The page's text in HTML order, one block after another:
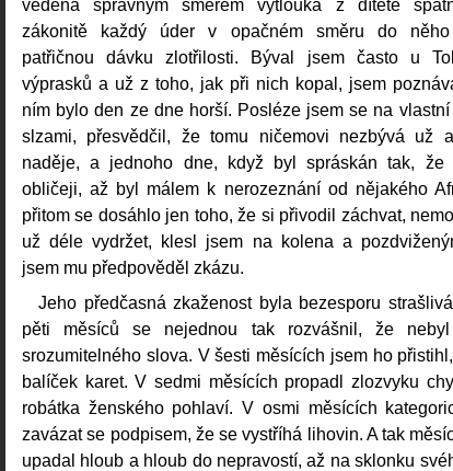
vedená správným směrem vytlouká z dítěte
zákonitě každý úder v opačném směru do něho
patřičnou dávku zlotřilosti. Býval jsem často u
výprasků a už z toho, jak při nich kopal, jsem
ním bylo den ze dne horší. Posléze jsem se na
slzami, přesvědčil, že tomu ničemovi nezbývá už
naděje, a jednoho dne, když byl spráskán tak, že
obličeji, až byl málem k nerozeznání od nějakého
přitom se dosáhlo jen toho, že si přivodil záchvat,
už déle vydržet, klesl jsem na kolena a
jsem mu předpověděl zkázu.
Jeho předčasná zkaženost byla bezesporu
pěti měsíců se nejednou tak rozvášnil, že nebyl
srozumitelného slova. V šesti měsících jsem ho
balíček karet. V sedmi měsících propadl zlozvyku
robátka ženského pohlaví. V osmi měsících
zavázat se podpisem, že se vystříhá lihovin. A tak
upadal hloub a hloub do nepravostí, až na sklonku